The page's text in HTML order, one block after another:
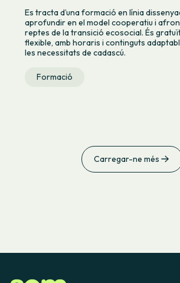
Es tracta d’una formació en línia
aprofundir en el model cooperatiu i
reptes de la transició ecosocial. És
flexible, amb horaris i continguts
les necessitats de cadascú.
Formació
Carregar-ne més